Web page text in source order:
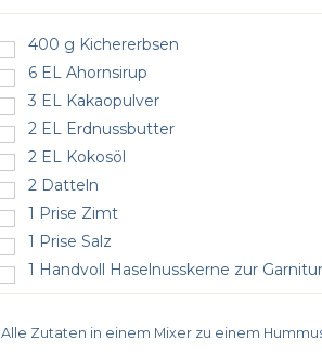
400 g Kichererbsen
6 EL Ahornsirup
3 EL Kakaopulver
2 EL Erdnussbutter
2 EL Kokosöl
2 Datteln
1 Prise Zimt
1 Prise Salz
1 Handvoll Haselnusskerne zur Garnitur
Alle Zutaten in einem Mixer zu einem